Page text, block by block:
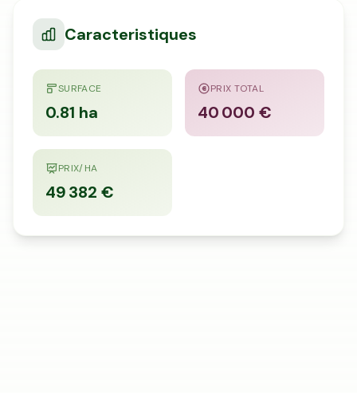
Caracteristiques
SURFACE
0.81 ha
PRIX TOTAL
40 000 €
PRIX/HA
49 382 €